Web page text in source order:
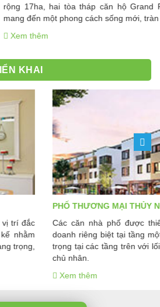
căn hộ Grand Park cao 33 & 36 tầng
sống mới, tràn đầy năng lượng
KHAI
kế sáng tạo với không gian kinh
cùng không gian nghỉ dưỡng sang
lối vào riêng biệt từ phía sau dành cho